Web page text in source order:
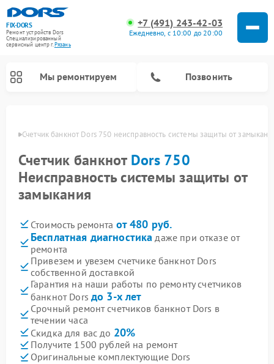
FIX-DORS
Ремонт устройств Dors
Специализированный
cервисный центр г.Рязань
+7 (491) 243-42-03
Ежедневно, с 10:00 до 20:00
Мы ремонтируем Позвонить
Счетчик банкнот Dors 750 неисправность системы защиты от
Счетчик банкнот Dors 750
Неисправность системы защиты от
замыкания
Стоимость ремонта от 480 руб.
Бесплатная диагностика даже при отказе от
ремонта
Привезем и увезем счетчике банкнот Dors
собственной доставкой
Гарантия на наши работы по ремонту счетчиков
банкнот Dors до 3-х лет
Срочный ремонт счетчиков банкнот Dors в
течении часа
Скидка для вас до 20%
Получите 1500 рублей на ремонт
Оригинальные комплектующие Dors